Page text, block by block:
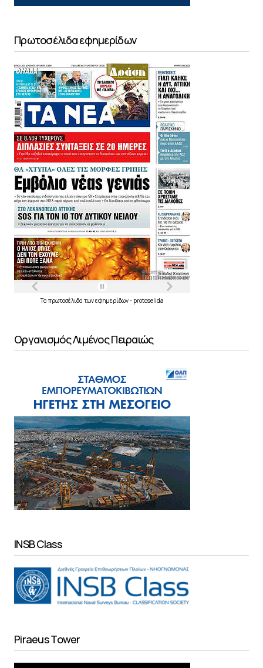
Πρωτοσέλιδα εφημερίδων
Τα πρωτοσέλιδα τωνεφημερίδων- protoselida
Οργανισμός Λιμένος Πειραιώς
INSB Class
Piraeus Tower